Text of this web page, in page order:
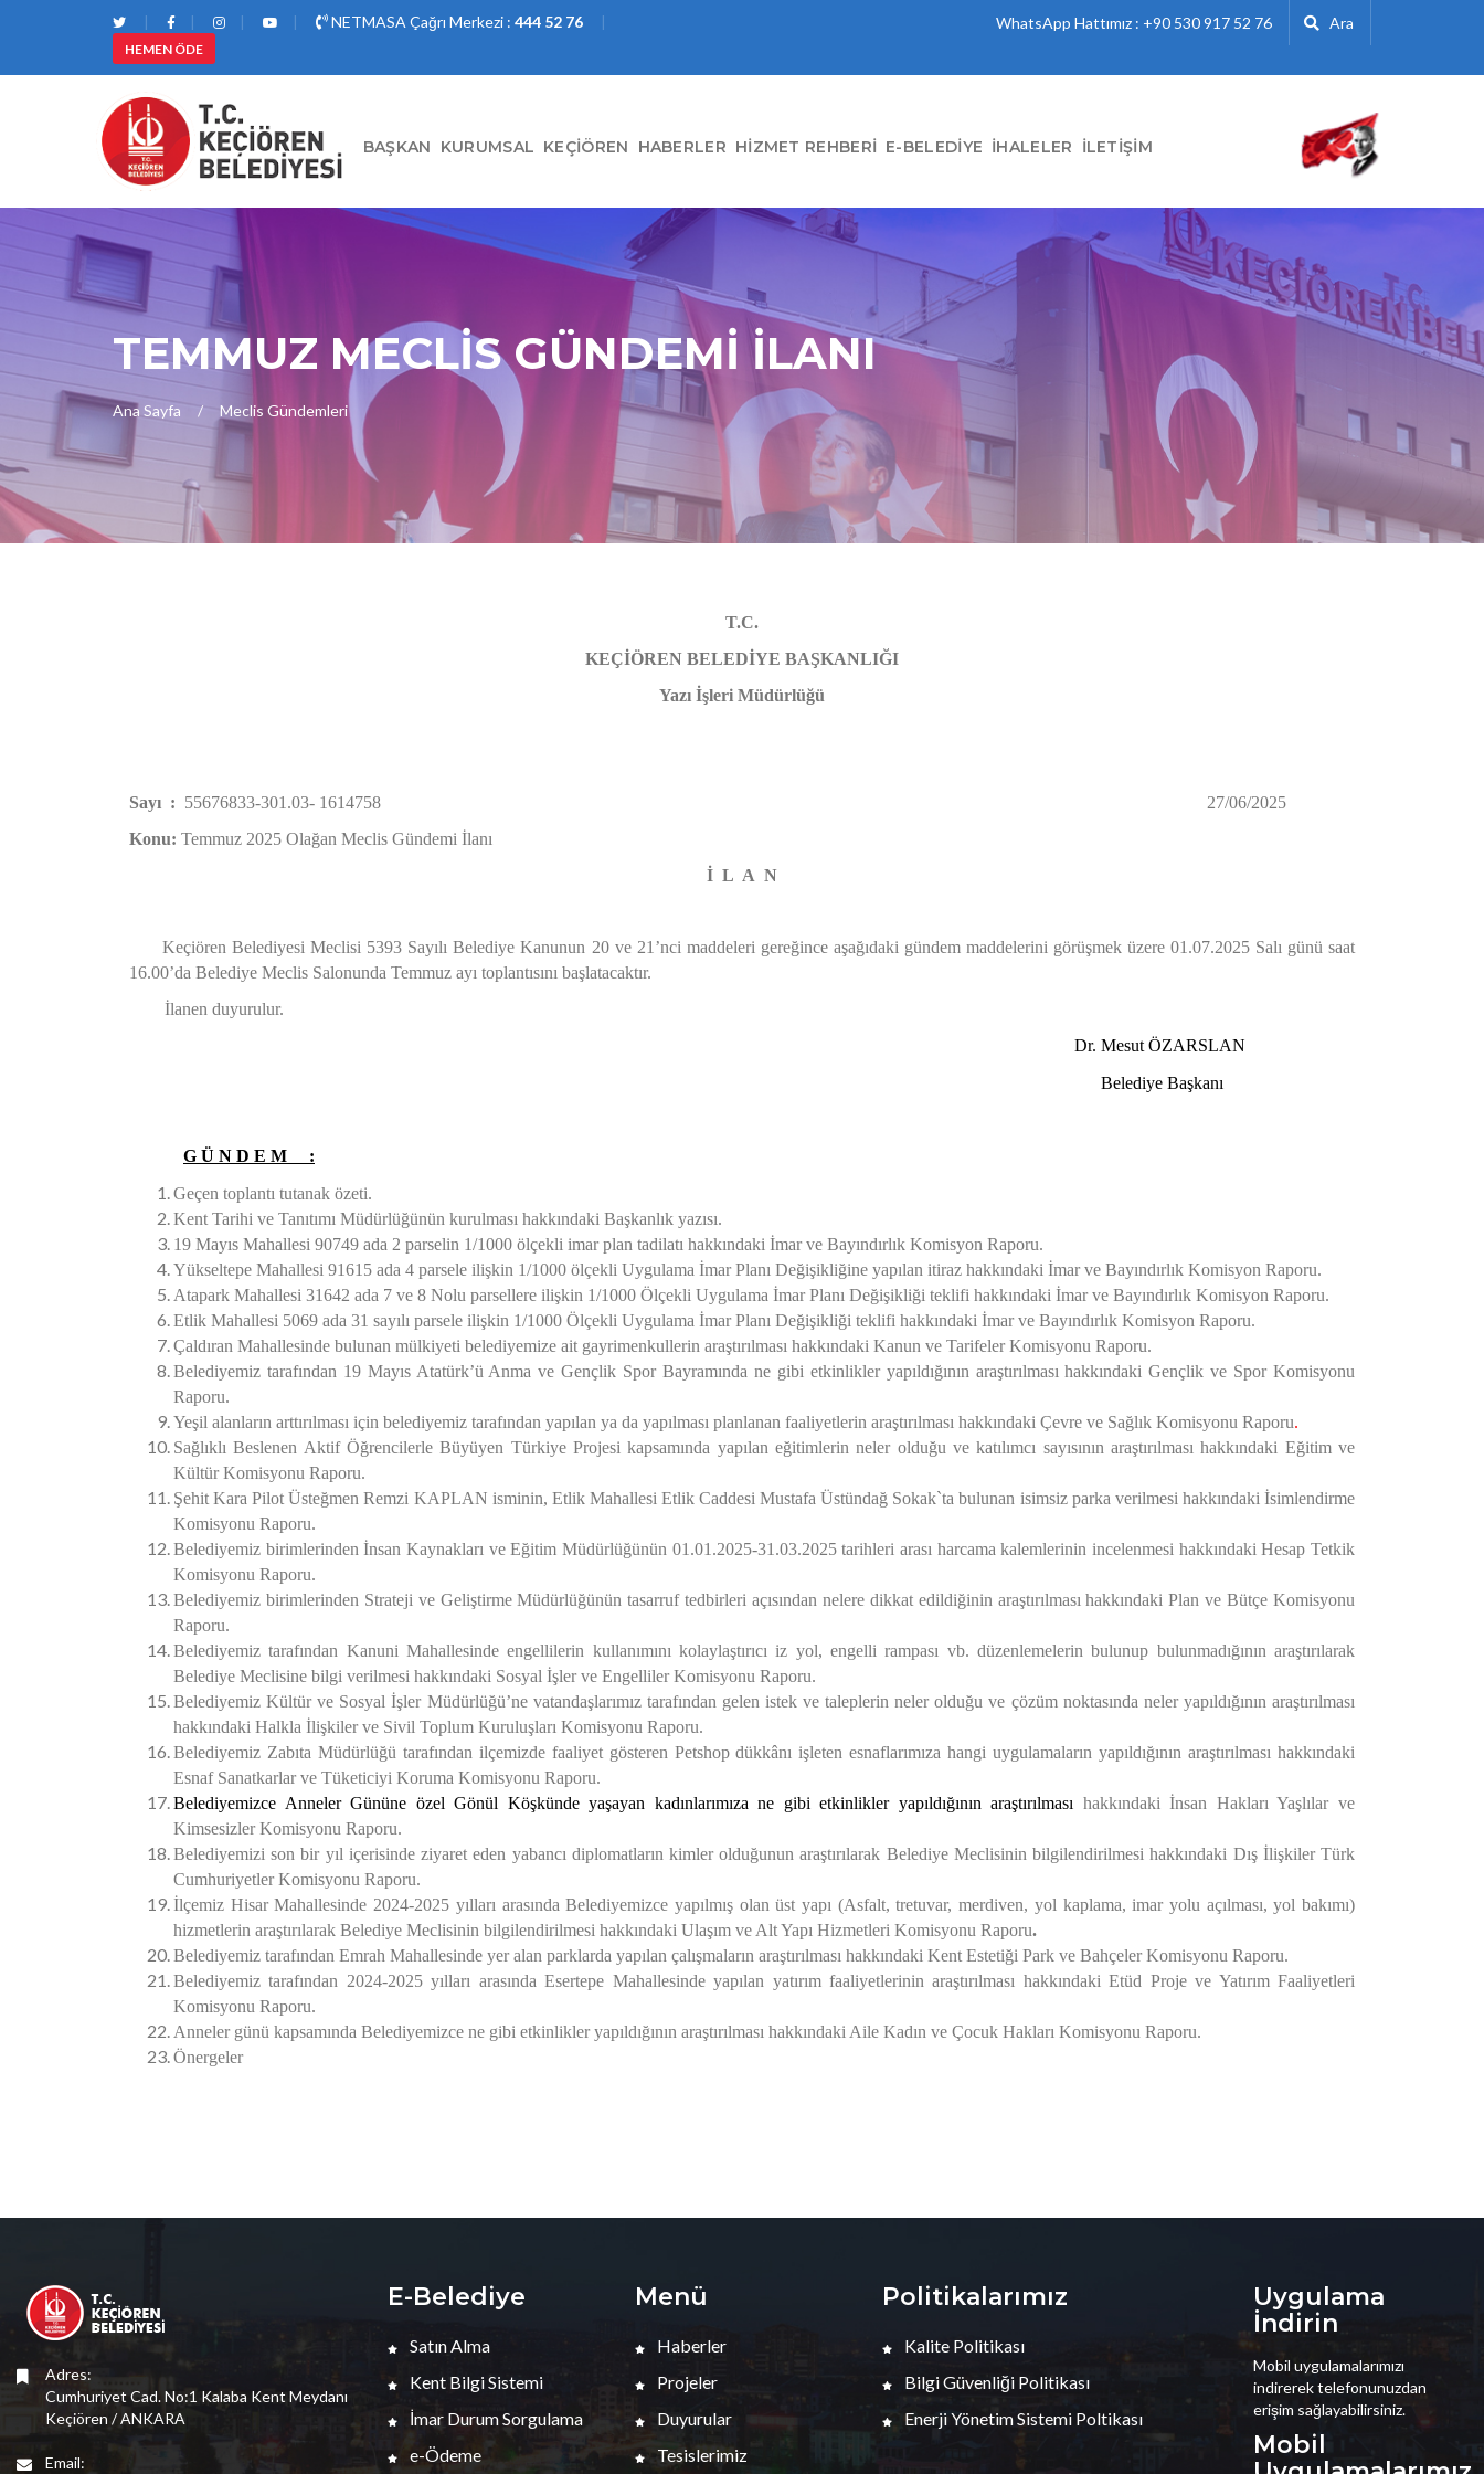
NETMASA Çağrı Merkezi : 444 52 76
HEMEN ÖDE
WhatsApp Hattımız : +90 530 917 52 76 Ara
BAŞKAN KURUMSAL KEÇIÖREN HABERLER HIZMET REHBERI E-BELEDIYE İHALELER İLETIŞIM
TEMMUZ MECLİS GÜNDEMİ İLANI
Ana Sayfa Meclis Gündemleri
T.C.
KEÇİÖREN BELEDİYE BAŞKANLIĞI
Yazı İşleri Müdürlüğü
Sayı : 55676833-301.03- 1614758 27/06/2025
Konu: Temmuz 2025 Olağan Meclis Gündemi İlanı
İ L A N
Keçiören Belediyesi Meclisi 5393 Sayılı Belediye Kanunun 20 ve 21’nci maddeleri gereğince aşağıdaki gündem maddelerini görüşmek üzere 01.07.2025 Salı günü saat
16.00’da Belediye Meclis Salonunda Temmuz ayı toplantısını başlatacaktır.
İlanen duyurulur.
Dr. Mesut ÖZARSLAN
Belediye Başkanı
G Ü N D E M :
Geçen toplantı tutanak özeti.
Kent Tarihi ve Tanıtımı Müdürlüğünün kurulması hakkındaki Başkanlık yazısı.
19 Mayıs Mahallesi 90749 ada 2 parselin 1/1000 ölçekli imar plan tadilatı hakkındaki İmar ve Bayındırlık Komisyon Raporu.
Yükseltepe Mahallesi 91615 ada 4 parsele ilişkin 1/1000 ölçekli Uygulama İmar Planı Değişikliğine yapılan itiraz hakkındaki İmar ve Bayındırlık Komisyon Raporu.
Atapark Mahallesi 31642 ada 7 ve 8 Nolu parsellere ilişkin 1/1000 Ölçekli Uygulama İmar Planı Değişikliği teklifi hakkındaki İmar ve Bayındırlık Komisyon Raporu.
Etlik Mahallesi 5069 ada 31 sayılı parsele ilişkin 1/1000 Ölçekli Uygulama İmar Planı Değişikliği teklifi hakkındaki İmar ve Bayındırlık Komisyon Raporu.
Çaldıran Mahallesinde bulunan mülkiyeti belediyemize ait gayrimenkullerin araştırılması hakkındaki Kanun ve Tarifeler Komisyonu Raporu.
Belediyemiz tarafından 19 Mayıs Atatürk’ü Anma ve Gençlik Spor Bayramında ne gibi etkinlikler yapıldığının araştırılması hakkındaki Gençlik ve Spor Komisyonu
Raporu.
Yeşil alanların arttırılması için belediyemiz tarafından yapılan ya da yapılması planlanan faaliyetlerin araştırılması hakkındaki Çevre ve Sağlık Komisyonu Raporu.
Sağlıklı Beslenen Aktif Öğrencilerle Büyüyen TürkiyeProjesi kapsamında yapılan eğitimlerin neler olduğu ve katılımcı sayısının araştırılması hakkındaki Eğitim ve
Kültür Komisyonu Raporu.
Şehit Kara Pilot Üsteğmen Remzi KAPLAN isminin, Etlik Mahallesi Etlik Caddesi Mustafa Üstündağ Sokak`ta bulunan isimsiz parka verilmesi hakkındaki İsimlendirme
Komisyonu Raporu.
Belediyemiz birimlerinden İnsan Kaynakları ve Eğitim Müdürlüğünün 01.01.2025-31.03.2025 tarihleri arası harcama kalemlerinin incelenmesi hakkındaki Hesap Tetkik
Komisyonu Raporu.
Belediyemiz birimlerinden Strateji ve Geliştirme Müdürlüğünün tasarruf tedbirleri açısından nelere dikkat edildiğinin araştırılması hakkındaki Plan ve Bütçe Komisyonu
Raporu.
Belediyemiz tarafından Kanuni Mahallesinde engellilerin kullanımını kolaylaştırıcı iz yol, engelli rampası vb. düzenlemelerin bulunup bulunmadığının araştırılarak
Belediye Meclisine bilgi verilmesi hakkındaki Sosyal İşler ve Engelliler Komisyonu Raporu.
BelediyemizKültür ve Sosyal İşler Müdürlüğü’nevatandaşlarımız tarafından gelen istek ve taleplerin neler olduğu ve çözüm noktasında neler yapıldığının araştırılması
hakkındaki Halkla İlişkiler ve Sivil Toplum Kuruluşları Komisyonu Raporu.
Belediyemiz Zabıta Müdürlüğü tarafından ilçemizde faaliyet gösteren Petshop dükkânı işleten esnaflarımıza hangi uygulamaların yapıldığının araştırılması hakkındaki
Esnaf Sanatkarlar ve Tüketiciyi Koruma Komisyonu Raporu.
Belediyemizce Anneler Gününe özel Gönül Köşkünde yaşayan kadınlarımıza ne gibi etkinlikler yapıldığının araştırılması hakkındaki İnsan Hakları Yaşlılar ve
Kimsesizler Komisyonu Raporu.
Belediyemizi son bir yıl içerisinde ziyaret eden yabancı diplomatların kimler olduğunun araştırılarak Belediye Meclisinin bilgilendirilmesi hakkındaki Dış İlişkiler Türk
Cumhuriyetler Komisyonu Raporu.
İlçemiz Hisar Mahallesinde 2024-2025 yılları arasında Belediyemizce yapılmış olan üst yapı (Asfalt, tretuvar, merdiven, yol kaplama, imar yolu açılması, yol bakımı)
hizmetlerin araştırılarak Belediye Meclisinin bilgilendirilmesi hakkındaki Ulaşım ve Alt Yapı Hizmetleri Komisyonu Raporu.
Belediyemiz tarafından Emrah Mahallesinde yer alan parklarda yapılan çalışmaların araştırılması hakkındaki Kent Estetiği Park ve Bahçeler Komisyonu Raporu.
Belediyemiz tarafından 2024-2025 yılları arasında Esertepe Mahallesinde yapılan yatırım faaliyetlerinin araştırılması hakkındaki Etüd Proje ve Yatırım Faaliyetleri
Komisyonu Raporu.
Anneler günü kapsamında Belediyemizce ne gibi etkinlikler yapıldığının araştırılması hakkındaki Aile Kadın ve Çocuk Hakları Komisyonu Raporu.
Önergeler
Adres:
Cumhuriyet Cad. No:1 Kalaba Kent Meydanı
Keçiören / ANKARA
Email:
E-Belediye
Satın Alma
Kent Bilgi Sistemi
İmar Durum Sorgulama
e-Ödeme
Menü
Haberler
Projeler
Duyurular
Tesislerimiz
Politikalarımız
Kalite Politikası
Bilgi Güvenliği Politikası
Enerji Yönetim Sistemi Poltikası
Uygulama
İndirin
Mobil uygulamalarımızı
indirerek telefonunuzdan
erişim sağlayabilirsiniz.
Mobil